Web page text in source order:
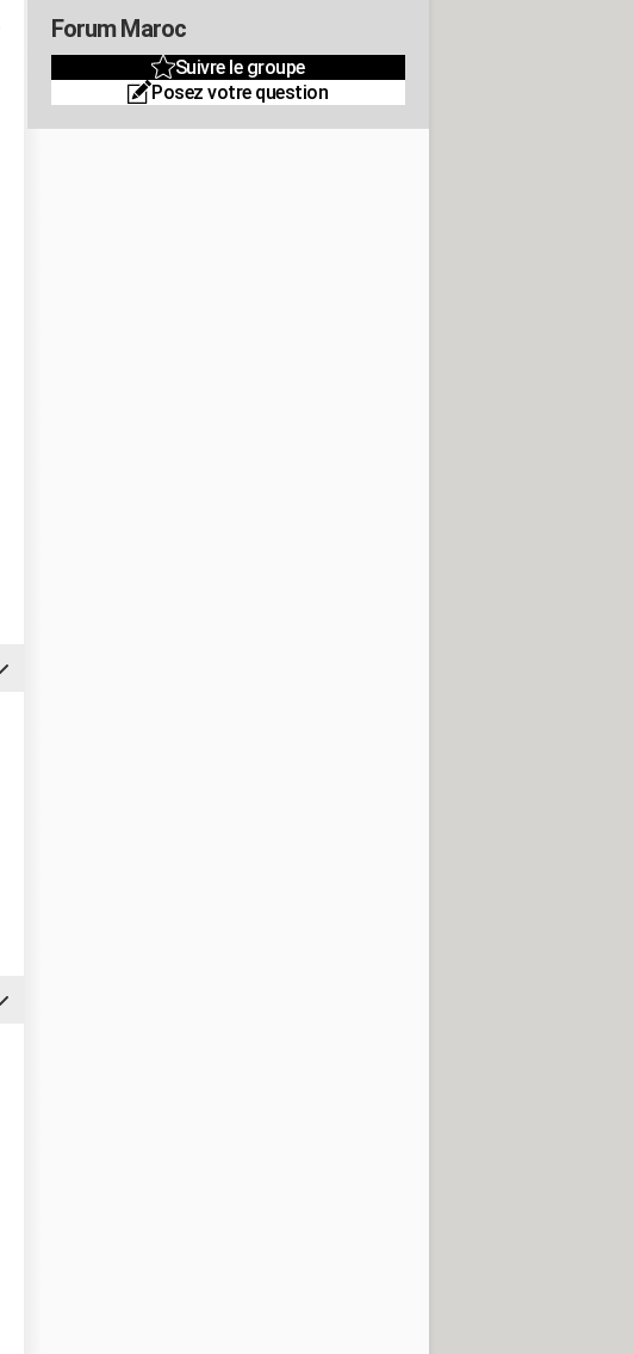
Forum Maroc
Suivre le groupe
Posez votre question